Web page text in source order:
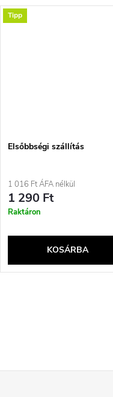
Tipp
Elsőbbségi szállítás
1 016 Ft ÁFA nélkül
1 290 Ft
Raktáron
KOSÁRBA